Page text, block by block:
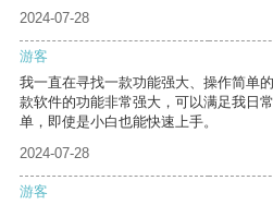
2024-07-28
游客
我一直在寻找一款功能强大、操作简单
款软件的功能非常强大，可以满足我日
单，即使是小白也能快速上手。
2024-07-28
游客